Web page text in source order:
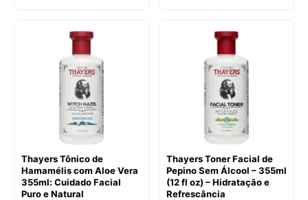
Thayers Tônico de
Hamamélis com Aloe Vera
355ml: Cuidado Facial
Puro e Natural
Thayers Toner Facial de
Pepino Sem Álcool – 355ml
(12 fl oz) – Hidratação e
Refrescância